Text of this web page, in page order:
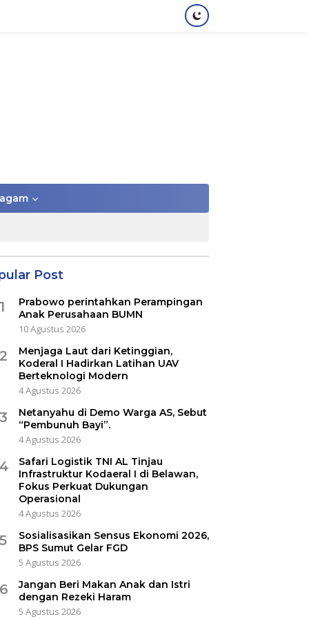
Post
Prabowo perintahkan Perampingan
Anak Perusahaan BUMN
10 Agustus 2026
Menjaga Laut dari Ketinggian,
Koderal I Hadirkan Latihan UAV
Berteknologi Modern
4 Agustus 2026
Netanyahu di Demo Warga AS, Sebut
“Pembunuh Bayi”.
4 Agustus 2026
Safari Logistik TNI AL Tinjau
Infrastruktur Kodaeral I di Belawan,
Fokus Perkuat Dukungan
Operasional
4 Agustus 2026
Sosialisasikan Sensus Ekonomi 2026,
BPS Sumut Gelar FGD
5 Agustus 2026
Jangan Beri Makan Anak dan Istri
dengan Rezeki Haram
5 Agustus 2026